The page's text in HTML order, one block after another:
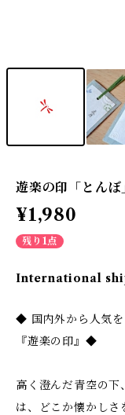
遊楽の印「とん
¥1,980
残り1点
International
◆ 国内外から人気を
『遊楽の印』◆
高く澄んだ青空の
は、どこか懐かしさ